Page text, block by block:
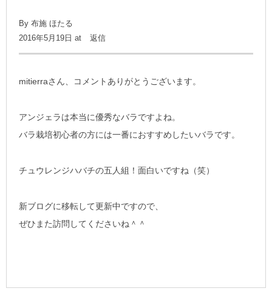
By 布施 ほたる
2016年5月19日 at
返信
mitierraさん、コメントありがとうございます。
アンジェラは本当に優秀なバラですよね。
バラ栽培初心者の方には一番におすすめしたいバラです。
チュウレンジハバチの五人組！面白いですね（笑）
新ブログに移転して更新中ですので、
ぜひまた訪問してくださいね＾＾